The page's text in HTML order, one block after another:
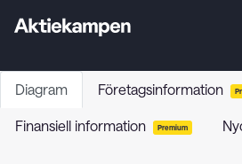
Diagram Företagsinformation
Finansiell information Premium